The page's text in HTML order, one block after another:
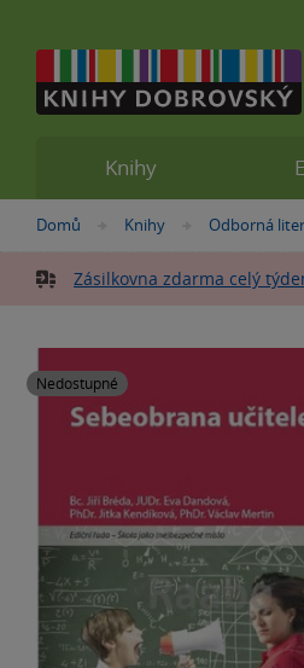
Nacházíte
zde:
Domů »
Knihy »
Odborná
Zásilkovna zdarma celý
Nedostupné
Knihy